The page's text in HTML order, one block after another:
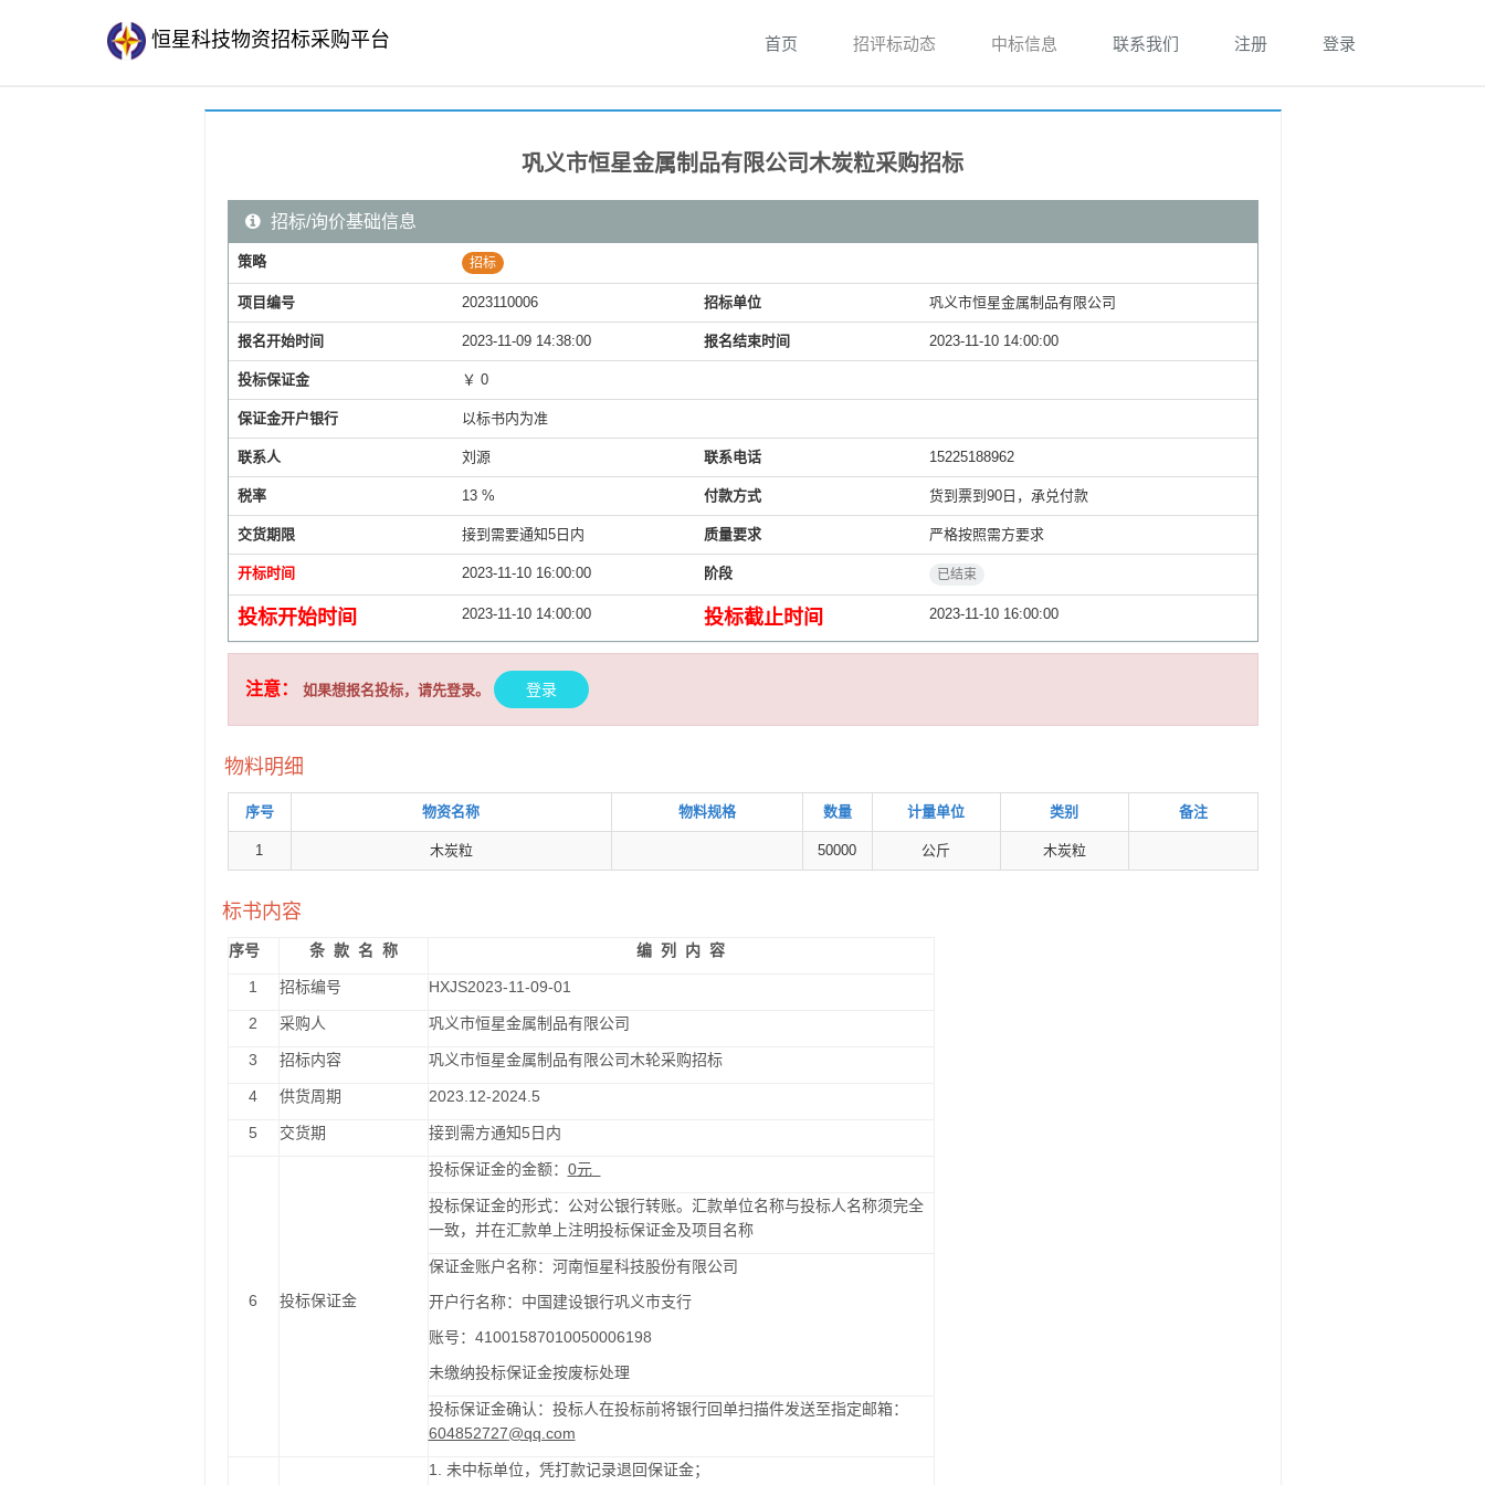
恒星科技物资招标采购平台 首页 招评标动态 中标信息 联系我们 注册 登录
巩义市恒星金属制品有限公司木炭粒采购招标
招标/询价基础信息
策略 招标
项目编号 2023110006 招标单位 巩义市恒星金属制品有限公司
报名开始时间 2023-11-09 14:38:00 报名结束时间 2023-11-10 14:00:00
投标保证金 ￥ 0
保证金开户银行 以标书内为准
联系人 刘源 联系电话 15225188962
税率 13 % 付款方式 货到票到90日，承兑付款
交货期限 接到需要通知5日内 质量要求 严格按照需方要求
开标时间 2023-11-10 16:00:00 阶段 已结束
投标开始时间 2023-11-10 14:00:00 投标截止时间 2023-11-10 16:00:00
注意： 如果想报名投标，请先登录。 登录
物料明细
序号 物资名称 物料规格 数量 计量单位 类别 备注
1 木炭粒 50000 公斤 木炭粒
标书内容
序号 条 款 名 称 编 列 内 容
1 招标编号 HXJS2023-11-09-01
2 采购人 巩义市恒星金属制品有限公司
3 招标内容 巩义市恒星金属制品有限公司木轮采购招标
4 供货周期 2023.12-2024.5
5 交货期 接到需方通知5日 内
6 投标保证金
投标保证金的金额： 0元
投标保证金的形式：公对公银行转账。 汇款单位名称与投标人名称须完全
一致，并在汇款单上注明投标保证金及项目名称
保证金账户名称：河南恒星科技股份有限公司
开户行名称：中国建设银行巩义市支行
账号： 41001587010050006198
未缴纳投标保证金按废标处理
投标保证金确认：投标人在投标前将银行回单扫描件发送至指定邮箱：
604852727@qq.com
1. 未中标单位，凭打款记录退回保证金；